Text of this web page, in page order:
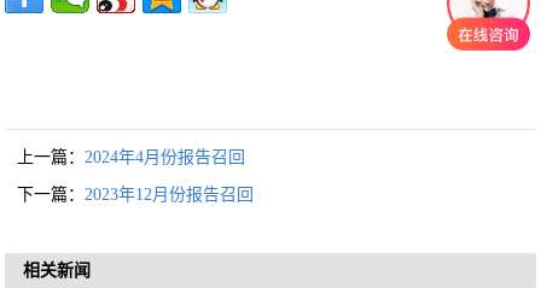
上一篇：2024年4月份报告召回
下一篇：2023年12月份报告召回
相关新闻